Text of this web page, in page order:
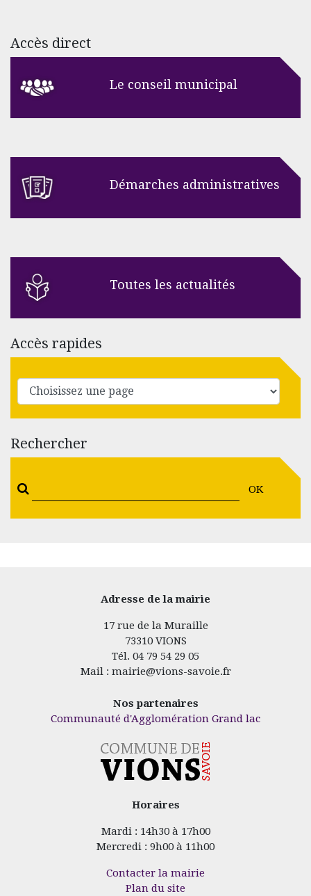
Accès direct
Le conseil municipal
Démarches administratives
Toutes les actualités
Accès rapides
Rechercher
OK
Adresse de la mairie
17 rue de la Muraille
73310 VIONS
Tél. 04 79 54 29 05
Mail : mairie@vions-savoie.fr
Nos partenaires
Communauté d'Agglomération Grand lac
Horaires
Mardi : 14h30 à 17h00
Mercredi : 9h00 à 11h00
Contacter la mairie
Plan du site